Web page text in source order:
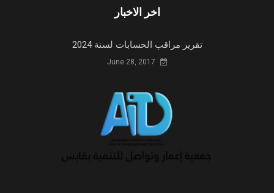
اخر الاخبار
تقرير مراقب الحسابات لسنة 2024